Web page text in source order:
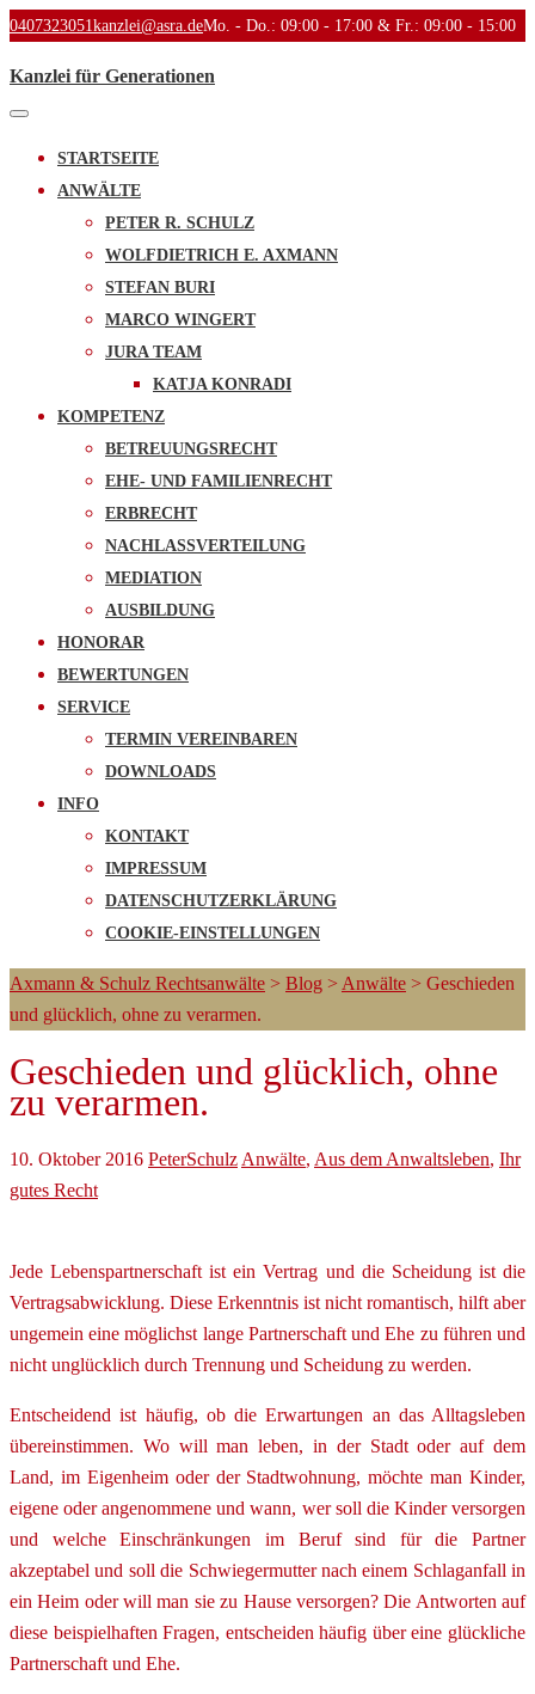
0407323051kanzlei@asra.deMo. - Do.: 09:00 - 17:00 & Fr.: 09:00 - 15:00
Kanzlei für Generationen
Toggle
STARTSEITE
ANWÄLTE
PETER R. SCHULZ
WOLFDIETRICH E. AXMANN
STEFAN BURI
MARCO WINGERT
JURA TEAM
KATJA KONRADI
KOMPETENZ
BETREUUNGSRECHT
EHE- UND FAMILIENRECHT
ERBRECHT
NACHLASSVERTEILUNG
MEDIATION
AUSBILDUNG
HONORAR
BEWERTUNGEN
SERVICE
TERMIN VEREINBAREN
DOWNLOADS
INFO
KONTAKT
IMPRESSUM
DATENSCHUTZERKLÄRUNG
COOKIE-EINSTELLUNGEN
Axmann & Schulz Rechtsanwälte > Blog > Anwälte > Geschieden
und glücklich, ohne zu verarmen.
Geschieden und glücklich, ohne
zu verarmen.
10. Oktober 2016 PeterSchulz Anwälte, Aus dem Anwaltsleben, Ihr
gutes Recht
Jede Lebenspartnerschaft ist ein Vertrag und die Scheidung ist die
Vertragsabwicklung. Diese Erkenntnis ist nicht romantisch, hilft aber
ungemein eine möglichst lange Partnerschaft und Ehe zu führen und
nicht unglücklich durch Trennung und Scheidung zu werden.
Entscheidend ist häufig, ob die Erwartungen an das Alltagsleben
übereinstimmen. Wo will man leben, in der Stadt oder auf dem
Land, im Eigenheim oder der Stadtwohnung, möchte man Kinder,
eigene oder angenommene und wann, wer soll die Kinder versorgen
und welche Einschränkungen im Beruf sind für die Partner
akzeptabel und soll die Schwiegermutter nach einem Schlaganfall in
ein Heim oder will man sie zu Hause versorgen? Die Antworten auf
diese beispielhaften Fragen, entscheiden häufig über eine glückliche
Partnerschaft und Ehe.